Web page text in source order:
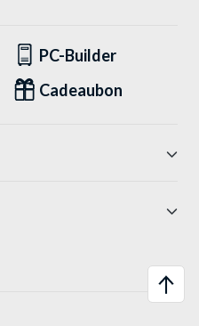
PC-Builder
Cadeaubon